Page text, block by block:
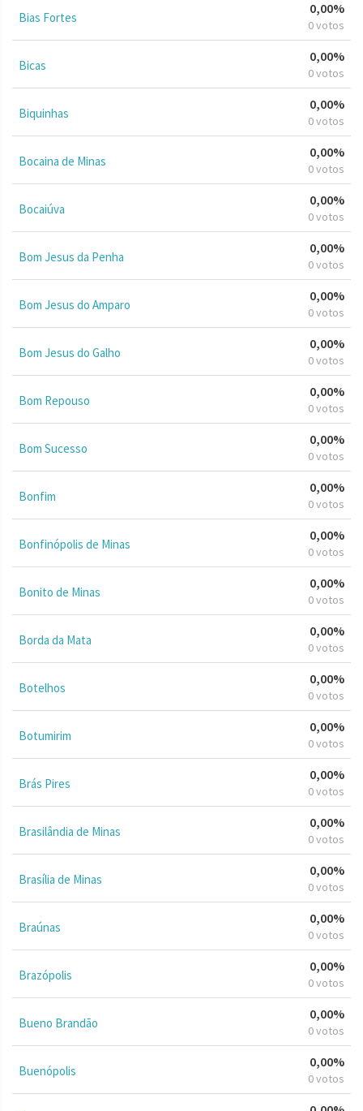
Bias Fortes
0,00%
0 votos
Bicas
0,00%
0 votos
Biquinhas
0,00%
0 votos
Bocaina de Minas
0,00%
0 votos
Bocaiúva
0,00%
0 votos
Bom Jesus da Penha
0,00%
0 votos
Bom Jesus do Amparo
0,00%
0 votos
Bom Jesus do Galho
0,00%
0 votos
Bom Repouso
0,00%
0 votos
Bom Sucesso
0,00%
0 votos
Bonfim
0,00%
0 votos
Bonfinópolis de Minas
0,00%
0 votos
Bonito de Minas
0,00%
0 votos
Borda da Mata
0,00%
0 votos
Botelhos
0,00%
0 votos
Botumirim
0,00%
0 votos
Brás Pires
0,00%
0 votos
Brasilândia de Minas
0,00%
0 votos
Brasília de Minas
0,00%
0 votos
Braúnas
0,00%
0 votos
Brazópolis
0,00%
0 votos
Bueno Brandão
0,00%
0 votos
Buenópolis
0,00%
0 votos